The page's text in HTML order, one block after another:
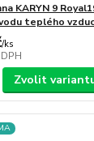
KARYN 9
teplého
/ks
Zvolit